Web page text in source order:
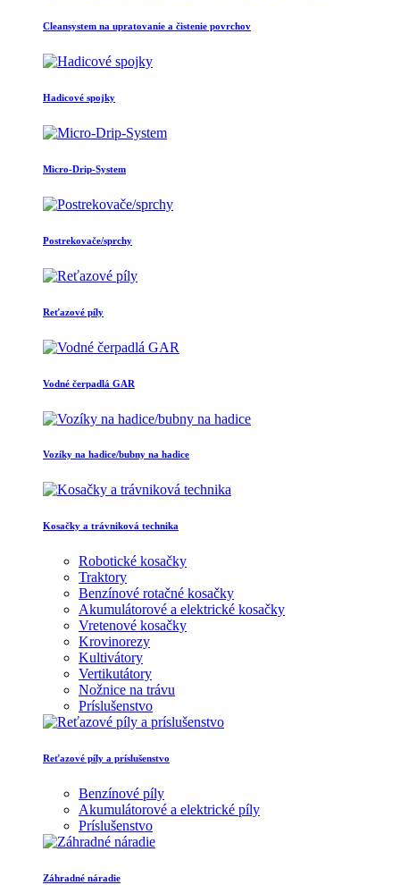
Cleansystem na upratovanie a čistenie povrchov
Hadicové spojky
Micro-Drip-System
Postrekovače/sprchy
Reťazové píly
Vodné čerpadlá GAR
Vozíky na hadice/bubny na hadice
Kosačky a trávniková technika
Robotické kosačky
Traktory
Benzínové rotačné kosačky
Akumulátorové a elektrické kosačky
Vretenové kosačky
Krovinorezy
Kultivátory
Vertikutátory
Nožnice na trávu
Príslušenstvo
Reťazové píly a príslušenstvo
Benzínové píly
Akumulátorové a elektrické píly
Príslušenstvo
Záhradné náradie